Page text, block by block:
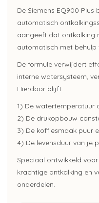
De Siemens EQ900
automatisch
aangeeft dat ontkalking
automatisch met behulp
De formule verwijdert
interne watersysteem,
Hierdoor blijft:
1) De watertemperatuur
2) De drukopbouw
3) De koffiesmaak puur
4) De levensduur van je
Speciaal ontwikkeld
krachtige ontkalking en
onderdelen.